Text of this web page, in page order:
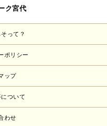
ク宮代
って？
ポリシー
ップ
ついて
わせ